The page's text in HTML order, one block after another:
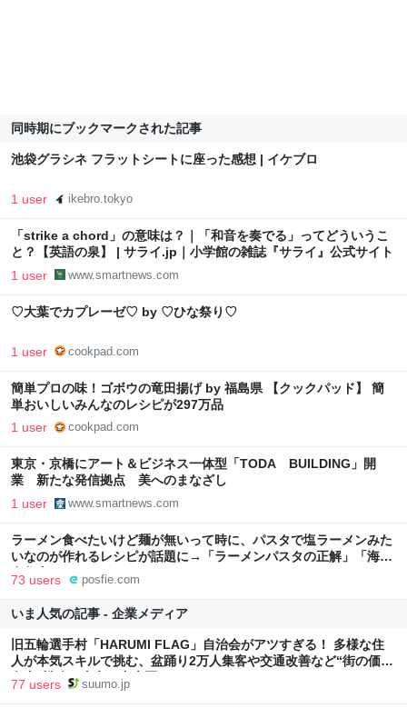
同時期にブックマークされた記事
池袋グラシネ フラットシートに座った感想 | イケブロ
1 user ikebro.tokyo
「strike a chord」の意味は？｜「和音を奏でる」ってどういうこ
と？【英語の泉】 | サライ.jp｜小学館の雑誌『サライ』公式サイト
1 user www.smartnews.com
♡大葉でカプレーゼ♡ by ♡ひな祭り♡
1 user cookpad.com
簡単プロの味！ゴボウの竜田揚げ by 福島県 【クックパッド】 簡
単おいしいみんなのレシピが297万品
1 user cookpad.com
東京・京橋にアート＆ビジネス一体型「TODA BUILDING」開
業 新たな発信拠点 美へのまなざし
1 user www.smartnews.com
ラーメン食べたいけど麺が無いって時に、パスタで塩ラーメンみた
いなのが作れるレシピが話題に→「ラーメンパスタの正解」「海外
在住者のライフハック」
73 users posfie.com
いま人気の記事 - 企業メディア
旧五輪選手村「HARUMI FLAG」自治会がアツすぎる！ 多様な住
人が本気スキルで挑む、盆踊り2万人集客や交通改善など“街の価値
向上”戦略 東京・中央区
77 users suumo.jp